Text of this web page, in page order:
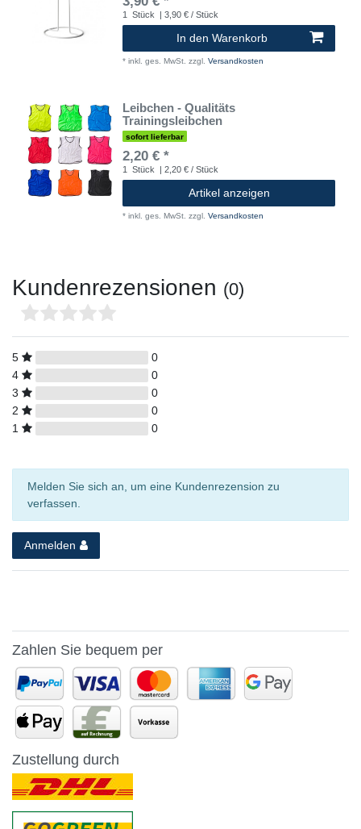
1 Stück | 3,90 € / Stück
In den Warenkorb
* inkl. ges. MwSt. zzgl. Versandkosten
Leibchen - Qualitäts
Trainingsleibchen
sofort lieferbar
2,20 € *
1 Stück | 2,20 € / Stück
Artikel anzeigen
* inkl. ges. MwSt. zzgl. Versandkosten
Kundenrezensionen (0)
5
0
4
0
3
0
2
0
1
0
Melden Sie sich an, um eine Kundenrezension zu
verfassen.
Anmelden
Zahlen Sie bequem per
Zustellung durch